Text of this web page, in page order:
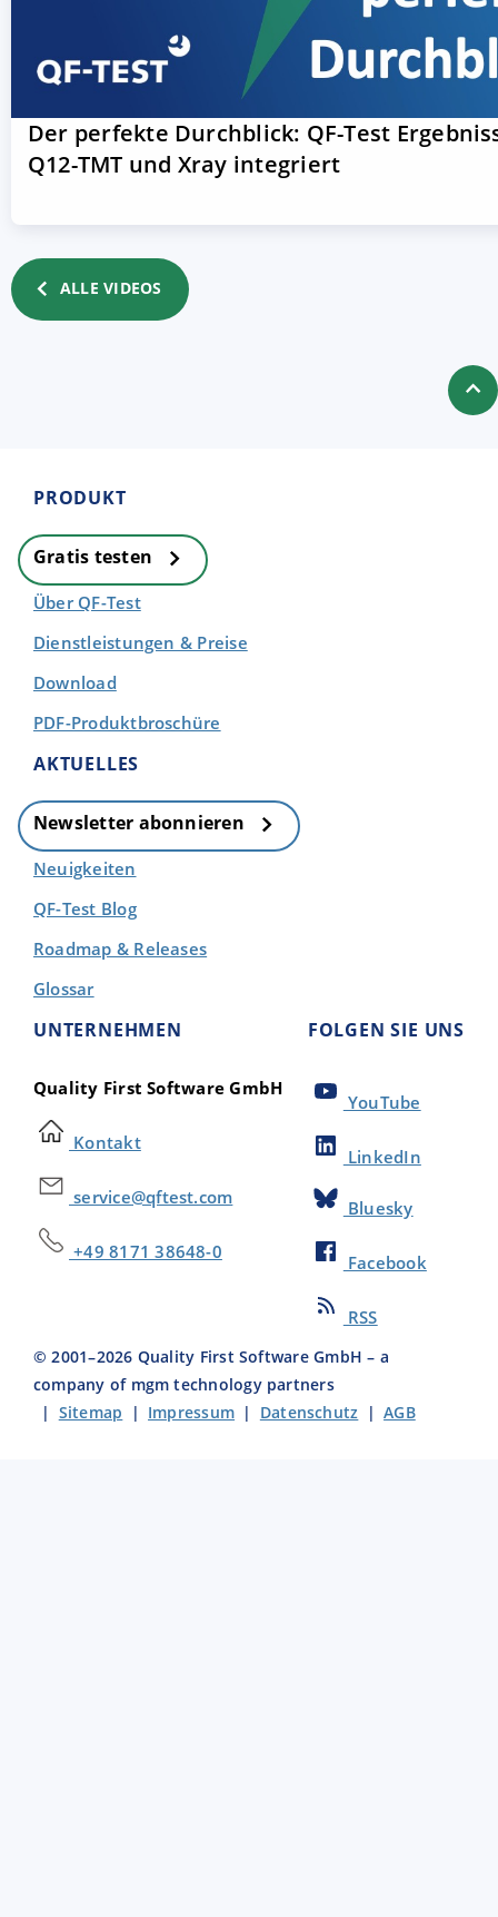
Der perfekte Durchblick: QF-Test
Q12-TMT und Xray integriert
ALLE VIDEOS
PRODUKT
Gratis testen
Über QF-Test
Dienstleistungen & Preise
Download
PDF-Produktbroschüre
AKTUELLES
Newsletter abonnieren
Neuigkeiten
QF-Test Blog
Roadmap & Releases
Glossar
UNTERNEHMEN
Quality First Software GmbH
Kontakt
service@qftest.com
+49 8171 38648-0
FOLGEN SIE UNS
YouTube
LinkedIn
Bluesky
Facebook
RSS
© 2001–2026 Quality First Software GmbH – a
company of mgm technology partners
| Sitemap | Impressum | Datenschutz |AGB